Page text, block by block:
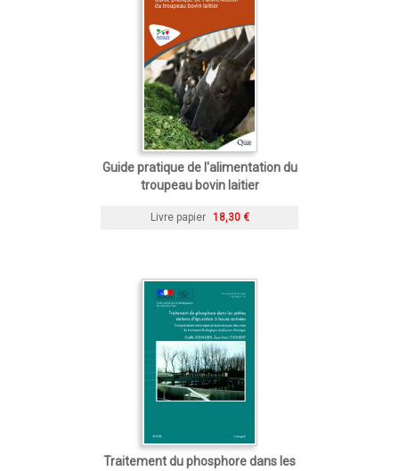
Guide pratique de l'alimentation du
troupeau bovin laitier
Livre papier 18,30 €
Traitement du phosphore dans les